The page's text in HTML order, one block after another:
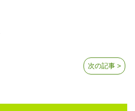
次の記事 >